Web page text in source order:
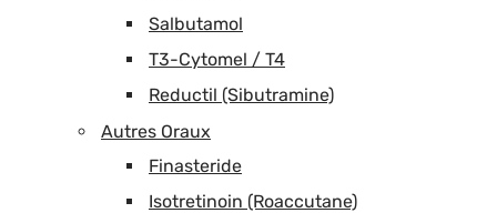
Salbutamol
T3-Cytomel / T4
Reductil (Sibutramine)
Autres Oraux
Finasteride
Isotretinoin (Roaccutane)